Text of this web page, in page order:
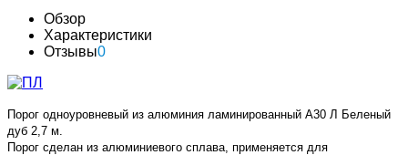
Обзор
Характеристики
Отзывы0
Порог одноуровневый из алюминия ламинированный А30 Л Беленый
дуб 2,7 м.
Порог сделан из алюминиевого сплава, применяется для